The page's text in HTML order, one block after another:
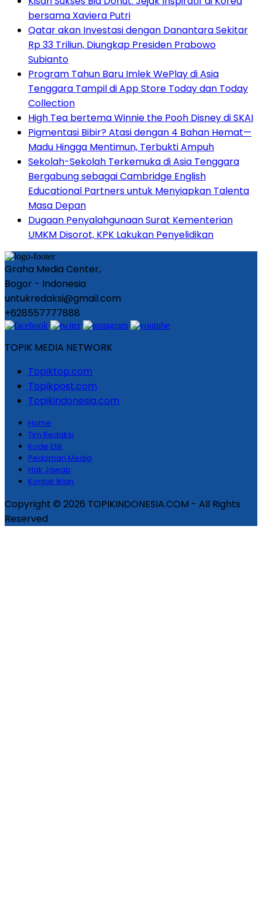
bersama Xaviera Putri
Qatar akan Investasi dengan Danantara Sekitar
Rp 33 Triliun, Diungkap Presiden Prabowo
Subianto
Program Tahun Baru Imlek WePlay di Asia
Tenggara Tampil di App Store Today dan Today
Collection
High Tea bertema Winnie the Pooh Disney di SKAI
Pigmentasi Bibir? Atasi dengan 4 Bahan Hemat—
Madu Hingga Mentimun, Terbukti Ampuh
Sekolah-Sekolah Terkemuka di Asia Tenggara
Bergabung sebagai Cambridge English
Educational Partners untuk Menyiapkan Talenta
Masa Depan
Dugaan Penyalahgunaan Surat Kementerian
UMKM Disorot, KPK Lakukan Penyelidikan
Graha Media Center,
Bogor - Indonesia
untukredaksi@gmail.com
+628557777888
TOPIK MEDIA NETWORK
Topiktop.com
Topikpost.com
Topikindonesia.com
Home
Tim Redaksi
Kode Etik
Pedoman Media
Hak Jawab
Kontak Iklan
Copyright © 2026 TOPIKINDONESIA.COM - All Rights
Reserved